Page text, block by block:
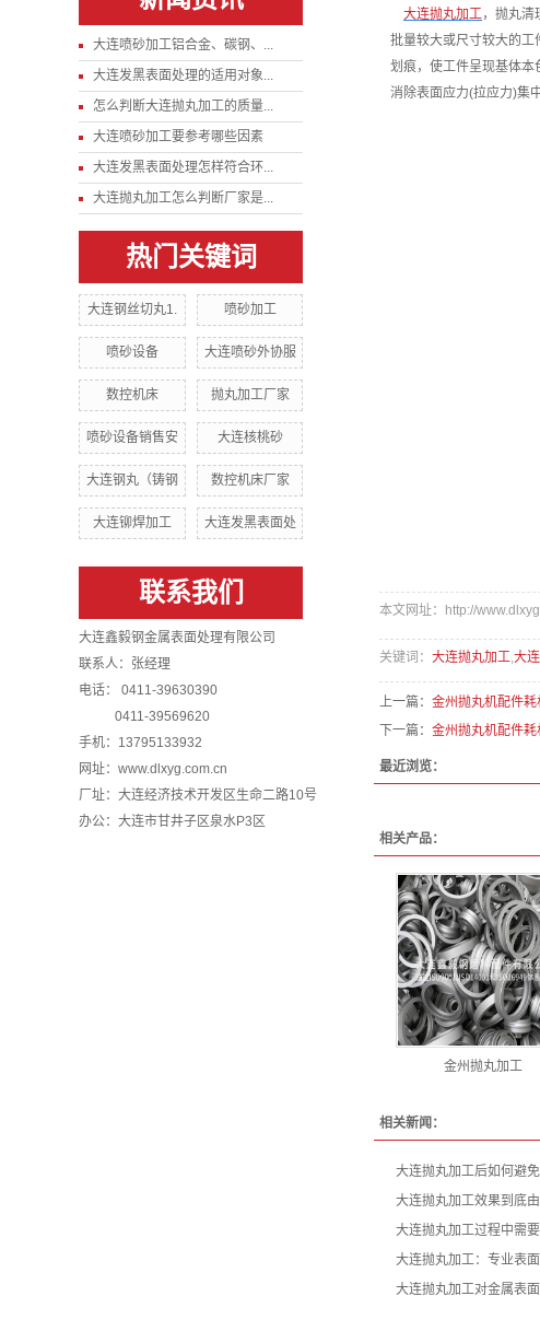
大连喷砂加工铝合金、碳钢、...
大连发黑表面处理的适用对象...
怎么判断大连抛丸加工的质量...
大连喷砂加工要参考哪些因素
大连发黑表面处理怎样符合环...
大连抛丸加工怎么判断厂家是...
热门关键词
大连钢丝切丸1. 喷砂加工
喷砂设备 大连喷砂外协服
数控机床 抛丸加工厂家
喷砂设备销售安 大连核桃砂
大连钢丸（铸钢 数控机床厂家
大连铆焊加工 大连发黑表面处
联系我们
大连鑫毅钢金属表面处理有限公司
联系人：张经理
电话： 0411-39630390
0411-39569620
手机：13795133932
网址：www.dlxyg.com.cn
厂址：大连经济技术开发区生命二路10号
办公：大连市甘井子区泉水P3区
大连抛丸加工，抛丸
批量较大或尺寸较大的
划痕，使工件呈现基体本
消除表面应力(拉应力)集
本文网址：http://
关键词： 大连抛丸加工,大
上一篇： 金州抛丸机配件耗
下一篇： 金州抛丸机配件耗
最近浏览：
相关产品：
金州抛丸加工
相关新闻：
大连抛丸加工后如何避
大连抛丸加工效果到底
大连抛丸加工过程中需
大连抛丸加工：专业表
大连抛丸加工对金属表